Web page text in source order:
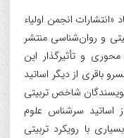
انجمن اولیاء
و روان‌شناسی منتشر
و تأثیرگذار این
باقری از دیگر اساتید
شاخص تربیتی
سرشناس علوم
با رویکرد تربیتی